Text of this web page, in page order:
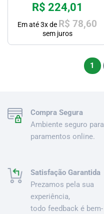
R$ 224,01
Em até3x de R$ 78,60
sem juros
1
Compra Segura
Ambiente seguro para
paramentos online.
Satisfação Garantida
Prezamos pela sua
experiência,
todo feedback é bem-